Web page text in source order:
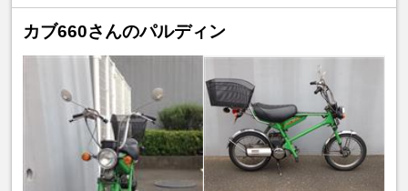
カブ660さんのパルディン